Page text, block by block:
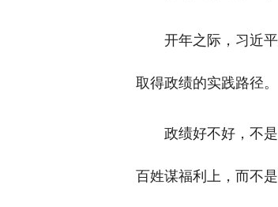
开年之际，习近
取得政绩的实践路径。
政绩好不好，不
百姓谋福利上，而不